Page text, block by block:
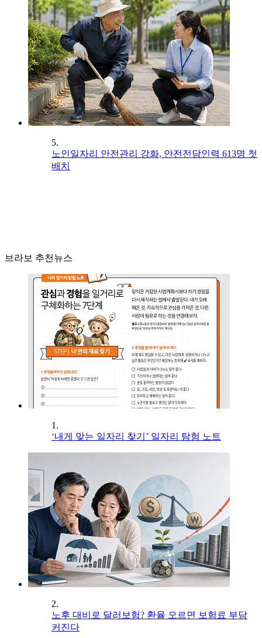
5.
노인일자리 안전관리 강화, 안전전담인력 613명 첫
배치
브라보 추천뉴스
1.
‘내게 맞는 일자리 찾기’ 일자리 탐험 노트
2.
노후 대비로 달러보험? 환율 오르면 보험료 부담
커진다